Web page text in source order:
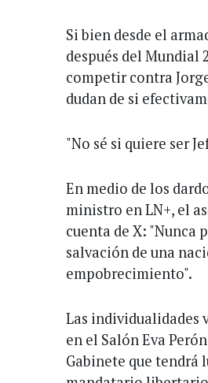
Si bien desde el
después del Mundial
competir contra
dudan de si
"No sé si quiere ser
En medio de los
ministro en LN+, el
cuenta de X: "Nunca
salvación de una
empobrecimiento".
Las individualidades
en el Salón Eva
Gabinete que tendrá